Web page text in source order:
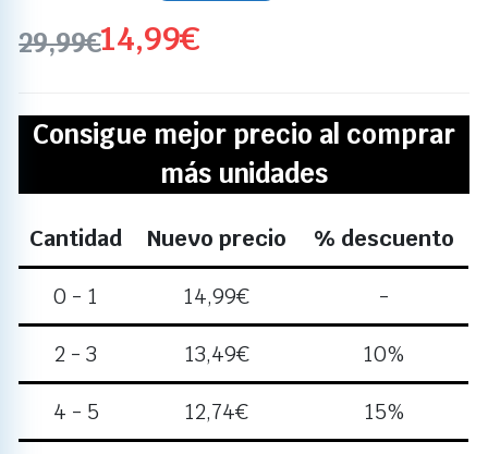
29,99€14,99€
Consigue mejor precio al comprar
más unidades
Cantidad Nuevo precio % descuento
0 - 1 14,99€ -
2 - 3 13,49€ 10%
4 - 5 12,74€ 15%